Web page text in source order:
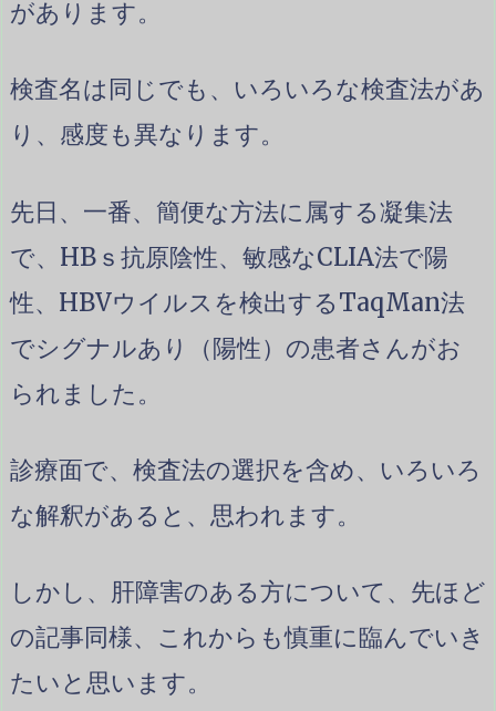
があります。
検査名は同じでも、いろいろな検査法があ
り、感度も異なります。
先日、一番、簡便な方法に属する凝集法
で、HBｓ抗原陰性、敏感なCLIA法で陽
性、HBVウイルスを検出するTaqMan法
でシグナルあり（陽性）の患者さんがお
られました。
診療面で、検査法の選択を含め、いろいろ
な解釈があると、思われます。
しかし、肝障害のある方について、先ほど
の記事同様、これからも慎重に臨んでいき
たいと思います。